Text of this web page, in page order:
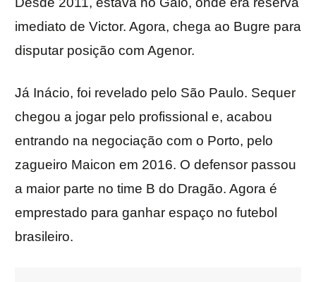
imediato de Victor. Agora, chega ao Bugre para
disputar posição com Agenor.
Já Inácio, foi revelado pelo São Paulo. Sequer
chegou a jogar pelo profissional e, acabou
entrando na negociação com o Porto, pelo
zagueiro Maicon em 2016. O defensor passou
a maior parte no time B do Dragão. Agora é
emprestado para ganhar espaço no futebol
brasileiro.